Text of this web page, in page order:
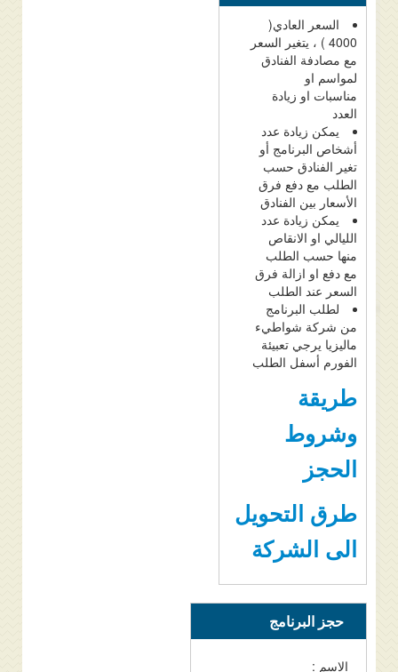
السعر العادي(
4000 ) ، يتغير السعر
مع مصادفة الفنادق
لمواسم او
مناسبات او زيادة
العدد
يمكن زيادة عدد
أشخاص البرنامج أو
تغير الفنادق حسب
الطلب مع دفع فرق
الأسعار بين الفنادق
يمكن زيادة عدد
الليالي او الانقاص
منها حسب الطلب
مع دفع او ازالة فرق
السعر عند الطلب
لطلب البرنامج
من شركة شواطيء
ماليزيا يرجي تعبيئة
الفورم أسفل الطلب
طريقة
وشروط
الحجز
طرق التحويل
الى الشركة
حجز البرنامج
الاسم :